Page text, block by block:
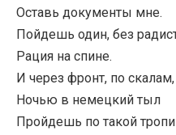
Оставь документы мне.
Пойдешь один, без
Рация на спине.
И через фронт, по скалам,
Ночью в немецкий тыл
Пройдешь по такой